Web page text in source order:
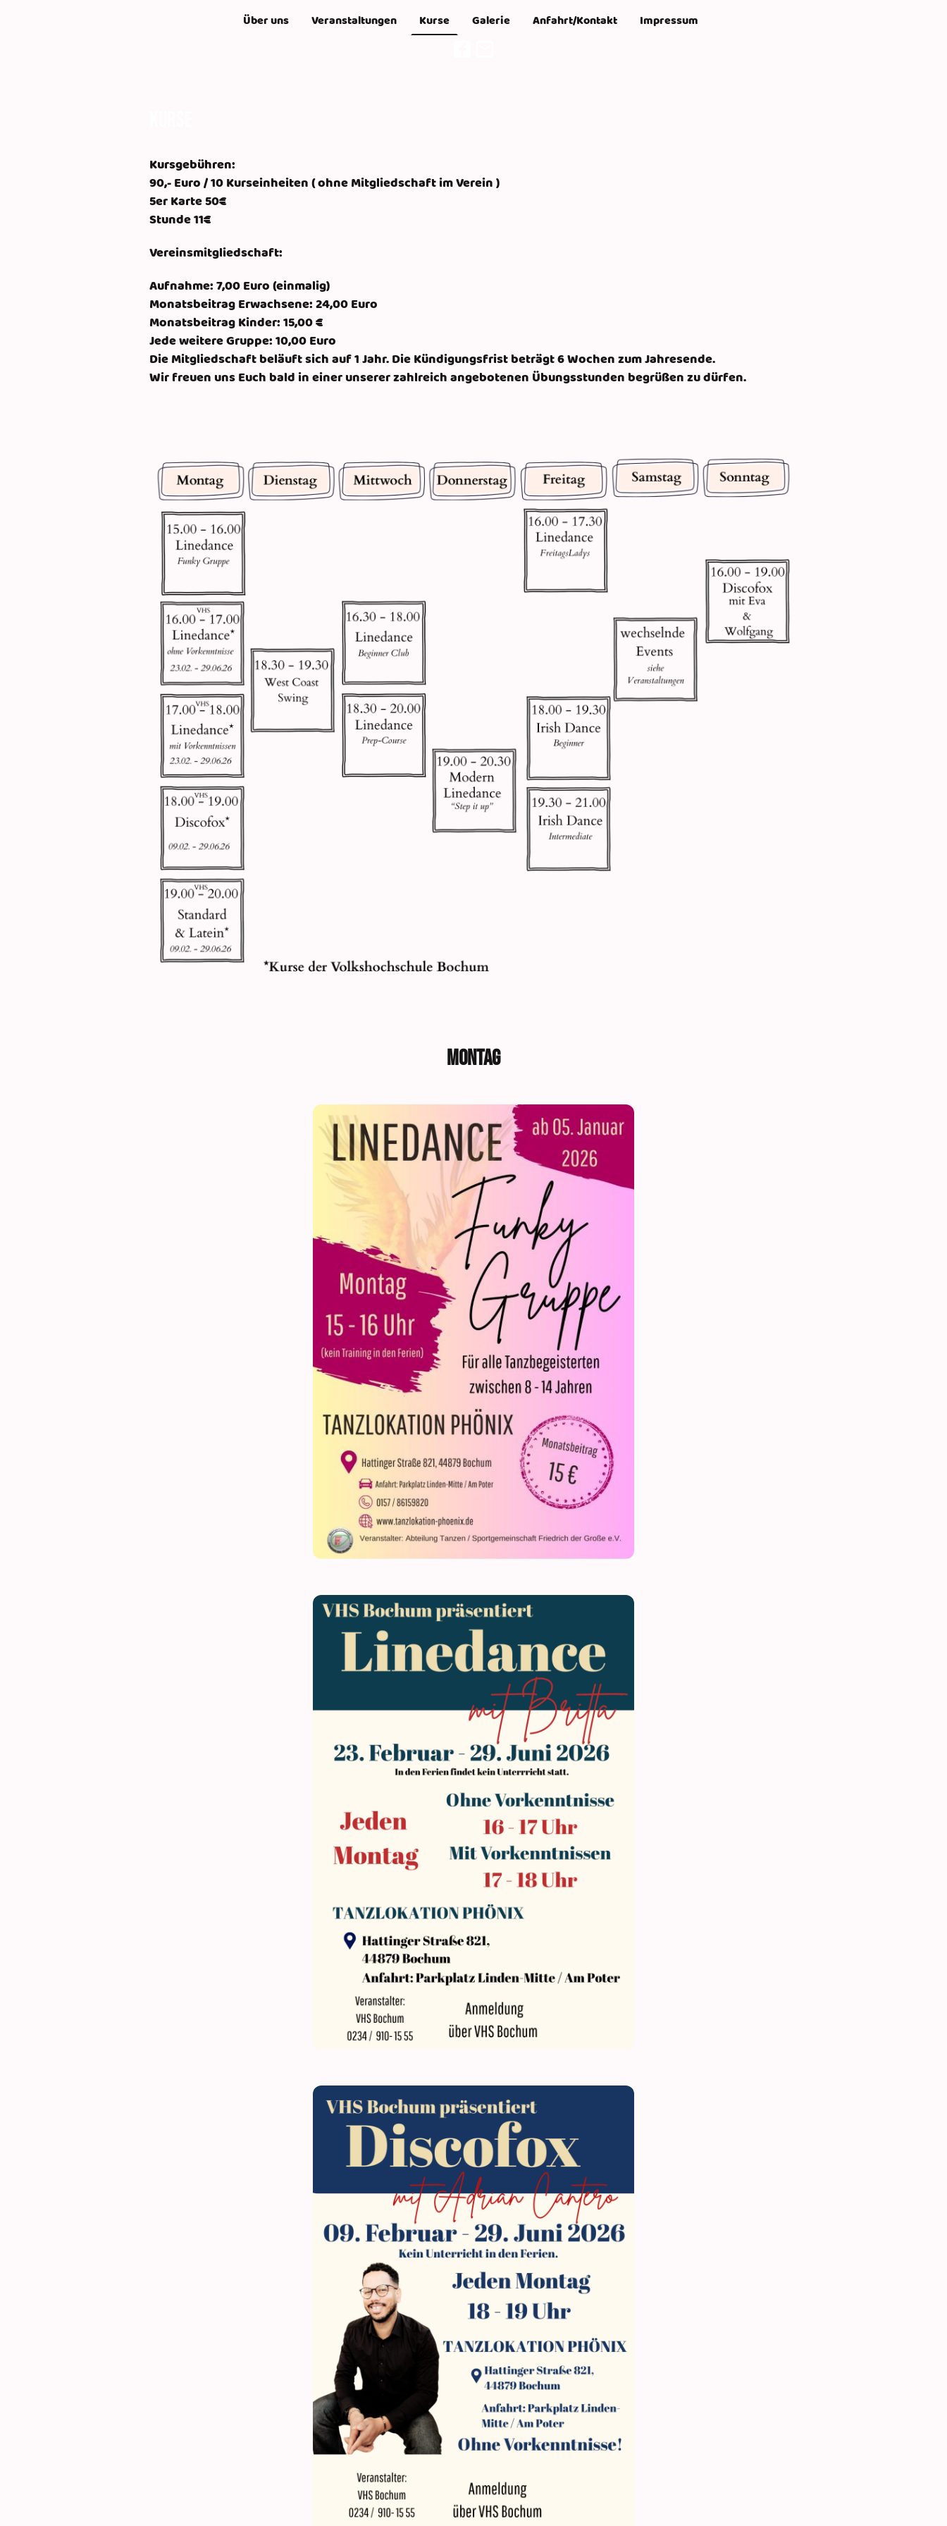
Über uns Veranstaltungen Kurse Galerie Anfahrt/Kontakt Impressum
Kursgebühren:
90,- Euro / 10 Kurseinheiten ( ohne Mitgliedschaft im Verein )
5er Karte 50€
Stunde 11€
Vereinsmitgliedschaft:
Aufnahme: 7,00 Euro (einmalig)
Monatsbeitrag Erwachsene: 24,00 Euro
Monatsbeitrag Kinder: 15,00 €
Jede weitere Gruppe: 10,00 Euro
Die Mitgliedschaft beläuft sich auf 1 Jahr. Die Kündigungsfrist beträgt 6 Wochen zum Jahresende.
Wir freuen uns Euch bald in einer unserer zahlreich angebotenen Übungsstunden begrüßen zu dürfen.
MONTAg